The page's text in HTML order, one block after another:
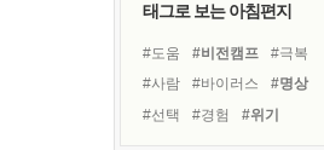
태그로 보는 아침편지
#도움 #비전캠프
#극복
#사람
#바이러스
#명상
#선택
#경험
#위기